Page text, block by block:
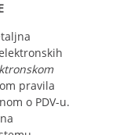
pravila
o PDV-u.